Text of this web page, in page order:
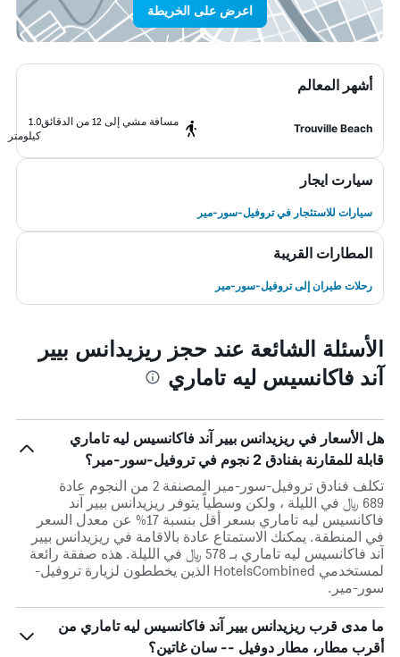
اعرض على الخريطة
أشهر المعالم
Trouville Beach
مسافة مشي إلى 12 من الدقائق
1.0
كيلومتر
سيارت ايجار
سيارات للاستئجار في تروفيل-سور-مير
المطارات القريبة
رحلات طيران إلى تروفيل-سور-مير
الأسئلة الشائعة عند حجز ريزيدانس بيير
آند فاكانسيس ليه تاماري
هل الأسعار في ريزيدانس بيير آند فاكانسيس ليه تاماري
قابلة للمقارنة بفنادق 2 نجوم في تروفيل-سور-مير؟
تكلف فنادق تروفيل-سور-مير المصنفة 2 من النجوم عادة
689 ﷼ في الليلة ، ولكن وسطياً يتوفر ريزيدانس بيير آند
فاكانسيس ليه تاماري بسعر أقل بنسبة 17% عن معدل السعر
في المنطقة. يمكنك الاستمتاع عادة بالاقامة في ريزيدانس بيير
آند فاكانسيس ليه تاماري بـ 578 ﷼ في الليلة. هذه صفقة رائعة
لمستخدمي HotelsCombined الذين يخططون لزيارة تروفيل-
سور-مير.
ما مدى قرب ريزيدانس بيير آند فاكانسيس ليه تاماري من
أقرب مطار، مطار دوفيل -- سان غاتين؟